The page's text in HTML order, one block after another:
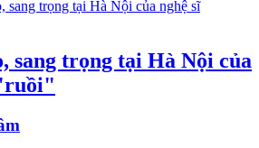
sang trọng tại Hà Nội của